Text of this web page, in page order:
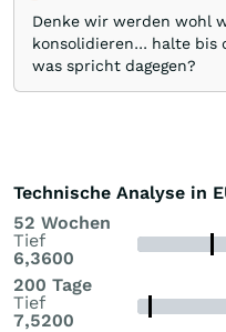
Denke wir werden wohl
konsolidieren... halte bis
was spricht dagegen?
Technische Analyse in
52 Wochen
Tief
6,3600
200 Tage
Tief
7,5200